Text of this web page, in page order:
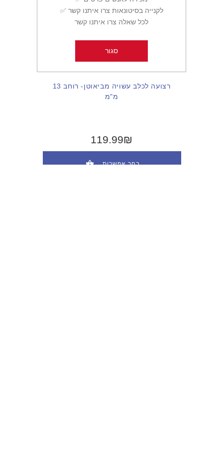
רצועה לכלב עשויה מביאוטן- רוחב 13
מ"מ
119.99₪
בחר אפשרות
✅לקנייה בסיטונאות צרו איתנו קשר ‏
לכל שאלה צרו איתנו קשר
סגור